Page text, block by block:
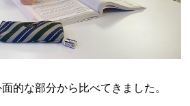
的な部分から比べてきました。